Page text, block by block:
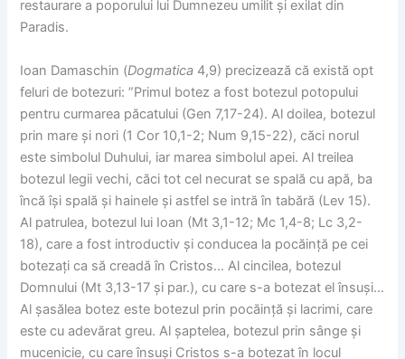
restaurare a poporului lui Dumnezeu umilit și exilat din
Paradis.
Ioan Damaschin (Dogmatica 4,9) precizează că există opt
feluri de botezuri: ”Primul botez a fost botezul potopului
pentru curmarea păcatului (Gen 7,17-24). Al doilea, botezul
prin mare și nori (1 Cor 10,1-2; Num 9,15-22), căci norul
este simbolul Duhului, iar marea simbolul apei. Al treilea
botezul legii vechi, căci tot cel necurat se spală cu apă, ba
încă își spală și hainele și astfel se intră în tabără (Lev 15).
Al patrulea, botezul lui Ioan (Mt 3,1-12; Mc 1,4-8; Lc 3,2-
18), care a fost introductiv și conducea la pocăință pe cei
botezați ca să creadă în Cristos… Al cincilea, botezul
Domnului (Mt 3,13-17 și par.), cu care s-a botezat el însuși…
Al șasălea botez este botezul prin pocăință și lacrimi, care
este cu adevărat greu. Al șaptelea, botezul prin sânge și
mucenicie, cu care însuși Cristos s-a botezat în locul